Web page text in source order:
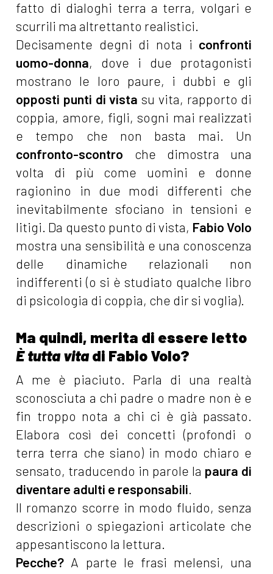
fatto di dialoghi terra a terra, volgari e
scurrili ma altrettanto realistici.
Decisamente degni di nota i confronti
uomo-donna, dove i due protagonisti
mostrano le loro paure, i dubbi e gli
opposti punti di vista su vita, rapporto di
coppia, amore, figli, sogni mai realizzati
e tempo che non basta mai. Un
confronto-scontro che dimostra una
volta di più come uomini e donne
ragionino in due modi differenti che
inevitabilmente sfociano in tensioni e
litigi. Da questo punto di vista, Fabio Volo
mostra una sensibilità e una conoscenza
delle dinamiche relazionali non
indifferenti (o si è studiato qualche libro
di psicologia di coppia, che dir si voglia).
Ma quindi, merita di essere letto
È tutta vitadi Fabio Volo?
A me è piaciuto. Parla di una realtà
sconosciuta a chi padre o madre non è e
fin troppo nota a chi ci è già passato.
Elabora così dei concetti (profondi o
terra terra che siano) in modo chiaro e
sensato, traducendo in parole la paura di
diventare adulti e responsabili
Il romanzo scorre in modo fluido, senza
descrizioni o spiegazioni articolate che
appesantiscono la lettura.
Pecche? A parte le frasi melensi, una